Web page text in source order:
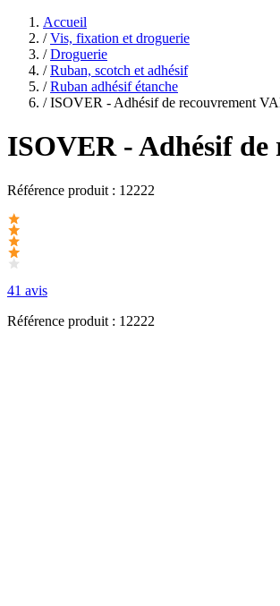
Accueil
/ Vis, fixation et droguerie
/ Droguerie
/ Ruban, scotch et adhésif
/ Ruban adhésif étanche
/ ISOVER - Adhésif de recouvrement
ISOVER- Adhésif de
Référence produit : 12222
41 avis
Référence produit : 12222